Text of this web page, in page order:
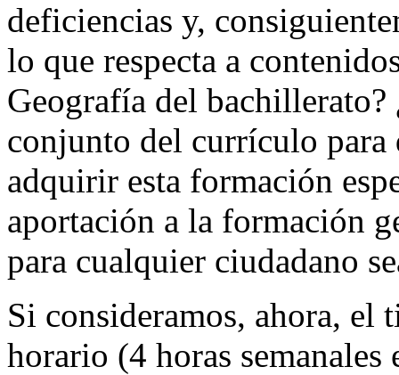
deficiencias y,
lo que respecta a
Geografía del bachillerato?
conjunto del currículo para
adquirir esta formación
aportación a la formación
para cualquier ciudadano
Si consideramos, ahora, el
horario (4 horas semanales